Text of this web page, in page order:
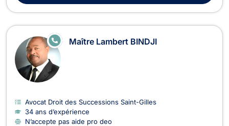
Maître Lambert BINDJI
E
N
LI
N
E
Avocat Droit des Successions Saint-Gilles
34 ans d’expérience
N’accepte pas aide pro deo